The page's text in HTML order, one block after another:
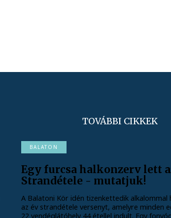
TOVÁBBI CIKKEK
BALATON
Egy furcsa halkonzerv lett
Strandétele - mutatjuk!
A Balatoni Kör idén tizenkettedik
az év strandétele versenyt, amelyre minden
22 vendéglátóhely 44 étellel indult. Egy